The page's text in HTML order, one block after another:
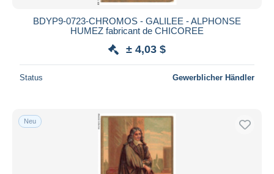
BDYP9-0723-CHROMOS - GALILEE - ALPHONSE
HUMEZ fabricant de CHICOREE
± 4,03 $
Status Gewerblicher Händler
Neu